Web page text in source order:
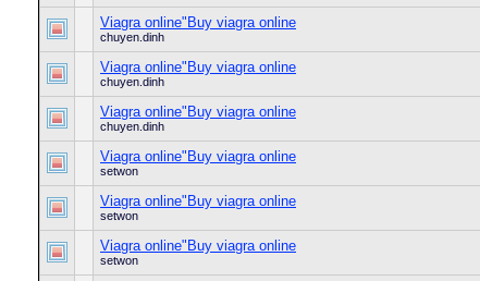
Viagra online"Buy viagra online
chuyen.dinh
Viagra online"Buy viagra online
chuyen.dinh
Viagra online"Buy viagra online
chuyen.dinh
Viagra online"Buy viagra online
setwon
Viagra online"Buy viagra online
setwon
Viagra online"Buy viagra online
setwon